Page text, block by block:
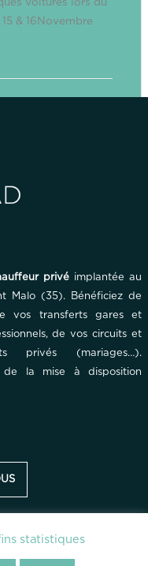
voitures lors du
& 16Novembre
privé implantée au
Malo (35). Bénéficiez de
vos transferts gares et
de vos circuits et
privés (mariages…).
de la mise à disposition
03520034502 -
réservés -Plan du site
statistiques